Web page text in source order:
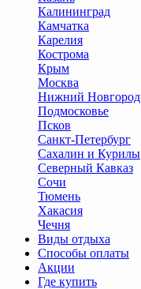
Калининград
Камчатка
Карелия
Кострома
Крым
Москва
Нижний Новгород
Подмосковье
Псков
Санкт-Петербург
Сахалин и Курилы
Северный Кавказ
Сочи
Тюмень
Хакасия
Чечня
Виды отдыха
Способы оплаты
Акции
Где купить